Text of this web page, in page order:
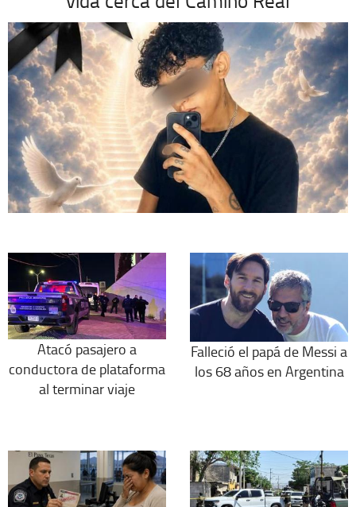
Atacó pasajero a
conductora de plataforma
al terminar viaje
Falleció el papá de Messi a
los 68 años en Argentina